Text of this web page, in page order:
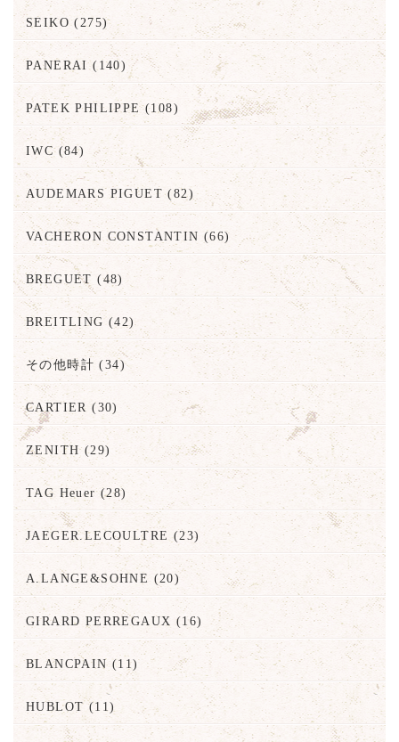
SEIKO (275)
PANERAI (140)
PATEK PHILIPPE(108)
IWC(84)
AUDEMARS PIGUET (82)
VACHERON CONSTANTIN (66)
BREGUET (48)
BREITLING (42)
その他時計 (34)
CARTIER (30)
ZENITH(29)
TAG Heuer(28)
JAEGER.LECOULTRE (23)
A.LANGE&SOHNE (20)
GIRARD PERREGAUX (16)
BLANCPAIN(11)
HUBLOT (11)